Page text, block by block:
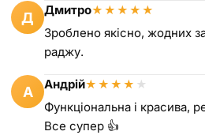
Д Дмитро★ ★ ★ ★ ★
Зроблено якісно, жодних
раджу.
А Андрій★ ★ ★ ★ ★
Функціональна і красива,
Все супер 👍